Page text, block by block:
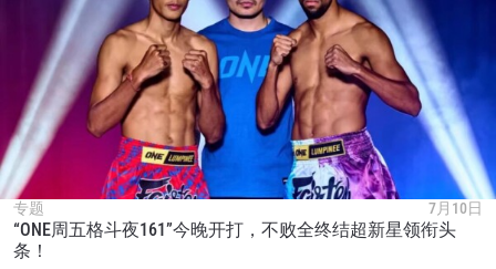
专题 7月10日
“ONE周五格斗夜161”今晚开打，不败全终结超新星领衔头
条！